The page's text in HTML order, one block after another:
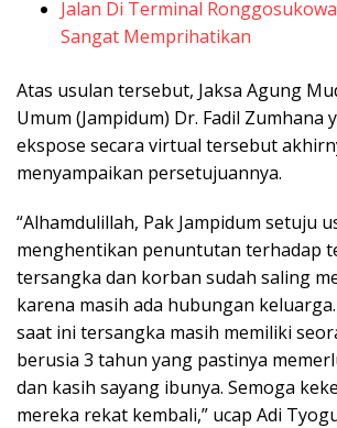
Jalan Di Terminal
Sangat Memprihatikan
Atas usulan tersebut, Jaksa Agung
Umum (Jampidum) Dr. Fadil Zumhana
ekspose secara virtual tersebut
menyampaikan persetujuannya.
“Alhamdulillah, Pak Jampidum setuju
menghentikan penuntutan terhadap
tersangka dan korban sudah saling
karena masih ada hubungan
saat ini tersangka masih memiliki
berusia 3 tahun yang pastinya
dan kasih sayang ibunya. Semoga
mereka rekat kembali,” ucap Adi